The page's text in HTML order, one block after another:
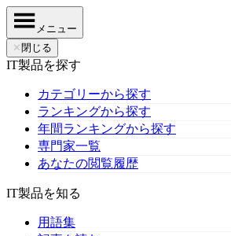
メニュー
✕ 閉じる
IT製品を探す
カテゴリーから探す
ランキングから探す
年間ランキングから探す
専門家一覧
あなたの閲覧履歴
IT製品を知る
用語集